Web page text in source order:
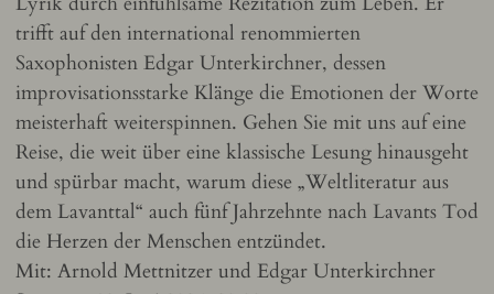
trifft auf den international renommierten
Saxophonisten Edgar Unterkirchner, dessen
improvisationsstarke Klänge die Emotionen der Worte
meisterhaft weiterspinnen. Gehen Sie mit uns auf eine
Reise, die weit über eine klassische Lesung hinausgeht
und spürbar macht, warum diese „Weltliteratur aus
dem Lavanttal“ auch fünf Jahrzehnte nach Lavants Tod
die Herzen der Menschen entzündet.
Mit: Arnold Mettnitzer und Edgar Unterkirchner